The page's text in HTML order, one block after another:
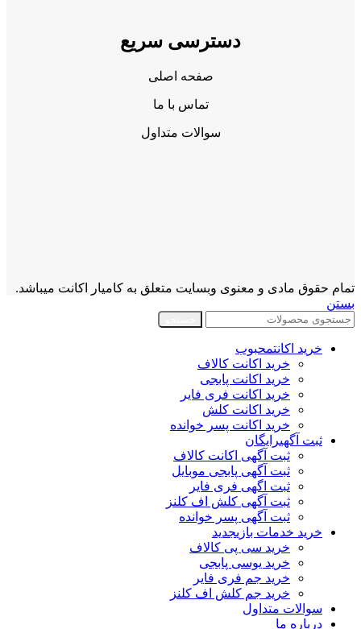
دسترسی سریع
صفحه اصلی
تماس با ما
سوالات متداول
تمام حقوق مادی و معنوی وبسایت متعلق به کامیار اکانت میباشد.
بستن
خرید اکانتمحبوب
خرید اکانت کالاف
خرید اکانت پابجی
خرید اکانت فری فایر
خرید اکانت کلش
خرید اکانت پسر خوانده
ثبت آگهیرایگان
ثبت آگهی اکانت کالاف
ثبت آگهی پابجی موبایل
ثبت اگهی فری فایر
ثبت آگهی کلش اف کلنز
ثبت آگهی پسر خوانده
خرید خدمات بازیجدید
خرید سی پی کالاف
خرید یوسی پابجی
خرید جم فری فایر
خرید جم کلش اف کلنز
سوالات متداول
درباره ما